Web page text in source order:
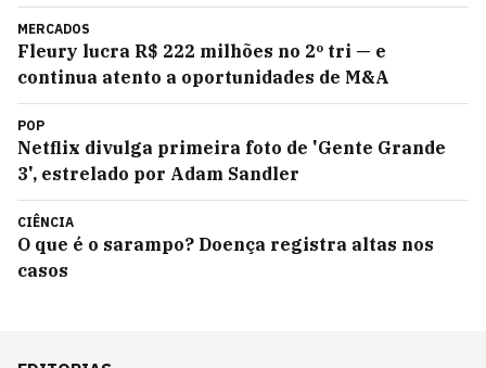
MERCADOS
Fleury lucra R$ 222 milhões no 2º tri — e
continua atento a oportunidades de M&A
POP
Netflix divulga primeira foto de 'Gente Grande
3', estrelado por Adam Sandler
CIÊNCIA
O que é o sarampo? Doença registra altas nos
casos